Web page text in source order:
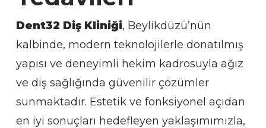
Dent32 Diş Kliniği, Beylikdüzü’nün
kalbinde, modern teknolojilerle donatılmış
yapısı ve deneyimli hekim kadrosuyla ağız
ve diş sağlığında güvenilir çözümler
sunmaktadır. Estetik ve fonksiyonel açıdan
en iyi sonuçları hedefleyen yaklaşımımızla,